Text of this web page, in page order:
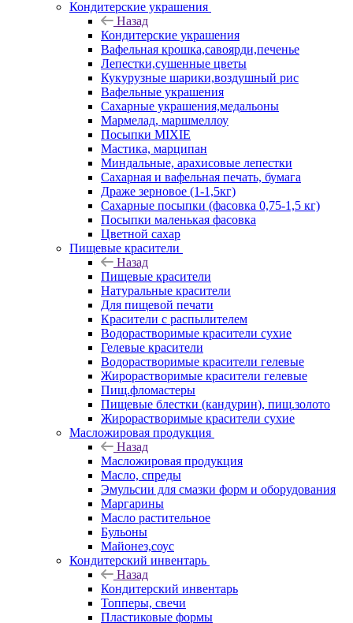
Кондитерские украшения
Назад
Кондитерские украшения
Вафельная крошка,савоярди,печенье
Лепестки,сушенные цветы
Кукурузные шарики,воздушный рис
Вафельные украшения
Сахарные украшения,медальоны
Мармелад, маршмеллоу
Посыпки MIXIE
Мастика, марципан
Миндальные, арахисовые лепестки
Сахарная и вафельная печать, бумага
Драже зерновое (1-1,5кг)
Сахарные посыпки (фасовка 0,75-1,5 кг)
Посыпки маленькая фасовка
Цветной сахар
Пищевые красители
Назад
Пищевые красители
Натуральные красители
Для пищевой печати
Красители с распылителем
Водорастворимые красители сухие
Гелевые красители
Водорастворимые красители гелевые
Жирорастворимые красители гелевые
Пищ.фломастеры
Пищевые блестки (кандурин), пищ.золото
Жирорастворимые красители сухие
Масложировая продукция
Назад
Масложировая продукция
Масло, спреды
Эмульсии для смазки форм и оборудования
Маргарины
Масло растительное
Бульоны
Майонез,соус
Кондитерский инвентарь
Назад
Кондитерский инвентарь
Топперы, свечи
Пластиковые формы